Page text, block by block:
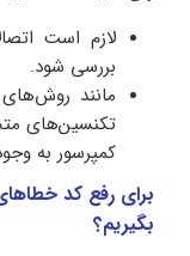
لازم است
بررسی شود.
مانند
تکنسین‌های
کمپرسور به
برای رفع کد
بگیریم؟